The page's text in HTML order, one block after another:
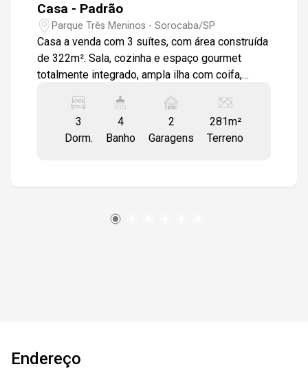
Casa - Padrão
Parque Três Meninos - Sorocaba/SP
Casa a venda com 3 suítes, com área construída
de 322m². Sala, cozinha e espaço gourmet
totalmente integrado, ampla ilha com coifa,
wc social, portas de correr com aberturas
amplas para isolar ambientes caso precise,
lavanderia. Pisos em porcelanato, iluminação em
3
Dorm.
4
Banho
2
Garagens
281m²
Terreno
Endereço